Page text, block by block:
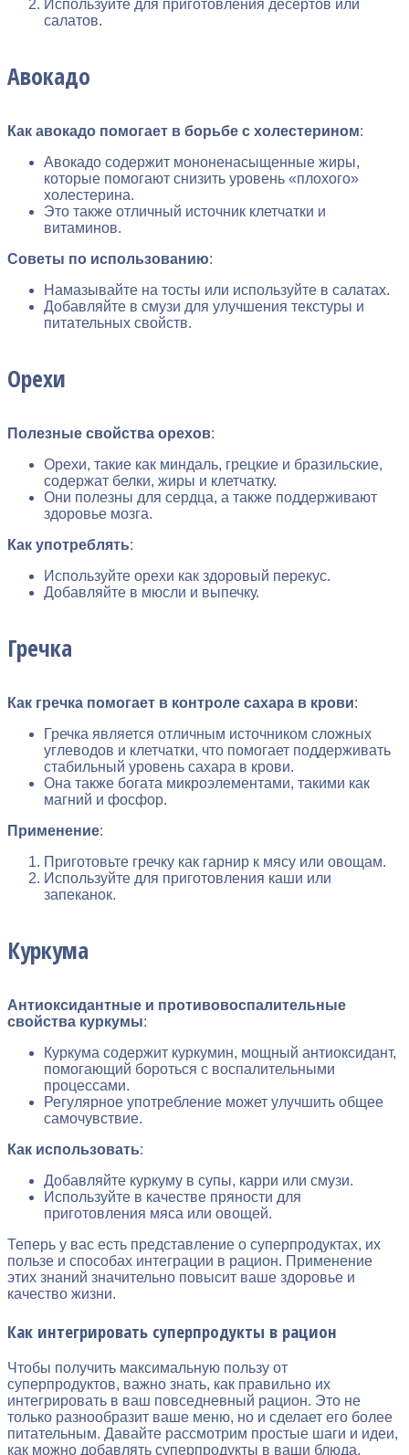
Используйте для приготовления десертов или
салатов.
Авокадо
Как авокадо помогает в борьбе с холестерином:
Авокадо содержит мононенасыщенные жиры,
которые помогают снизить уровень «плохого»
холестерина.
Это также отличный источник клетчатки и
витаминов.
Советы по использованию:
Намазывайте на тосты или используйте в салатах.
Добавляйте в смузи для улучшения текстуры и
питательных свойств.
Орехи
Полезные свойства орехов:
Орехи, такие как миндаль, грецкие и бразильские,
содержат белки, жиры и клетчатку.
Они полезны для сердца, а также поддерживают
здоровье мозга.
Как употреблять:
Используйте орехи как здоровый перекус.
Добавляйте в мюсли и выпечку.
Гречка
Как гречка помогает в контроле сахара в крови:
Гречка является отличным источником сложных
углеводов и клетчатки, что помогает поддерживать
стабильный уровень сахара в крови.
Она также богата микроэлементами, такими как
магний и фосфор.
Применение:
Приготовьте гречку как гарнир к мясу или овощам.
Используйте для приготовления каши или
запеканок.
Куркума
Антиоксидантные и противовоспалительные
свойства куркумы:
Куркума содержит куркумин, мощный антиоксидант,
помогающий бороться с воспалительными
процессами.
Регулярное употребление может улучшить общее
самочувствие.
Как использовать:
Добавляйте куркуму в супы, карри или смузи.
Используйте в качестве пряности для
приготовления мяса или овощей.
Теперь у вас есть представление о суперпродуктах, их
пользе и способах интеграции в рацион. Применение
этих знаний значительно повысит ваше здоровье и
качество жизни.
Как интегрировать суперпродукты в рацион
Чтобы получить максимальную пользу от
суперпродуктов, важно знать, как правильно их
интегрировать в ваш повседневный рацион. Это не
только разнообразит ваше меню, но и сделает его более
питательным. Давайте рассмотрим простые шаги и идеи,
как можно добавлять суперпродукты в ваши блюда.